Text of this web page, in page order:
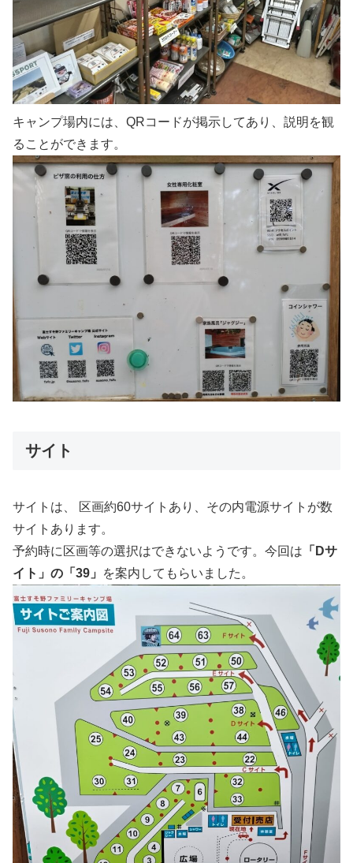
キャンプ場内には、QRコードが掲示してあり、説明を観
ることができます。
サイト
サイトは、 区画約60サイトあり、その内電源サイトが数
サイトあります。
予約時に区画等の選択はできないようです。今回は 「Dサ
イト」の「39」
を案内してもらいました。